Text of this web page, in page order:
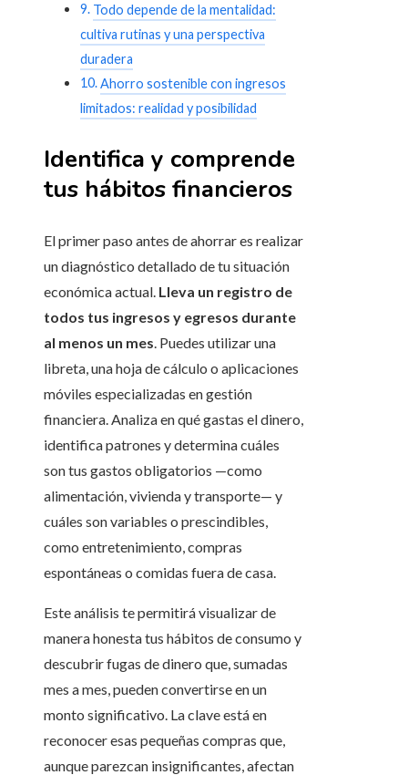
Todo depende de la mentalidad:
cultiva rutinas y una perspectiva
duradera
Ahorro sostenible con ingresos
limitados: realidad y posibilidad
Identifica y comprende
tus hábitos financieros
El primer paso antes de ahorrar es realizar
un diagnóstico detallado de tu situación
económica actual. Lleva un registro de
todos tus ingresos y egresos durante
al menos un mes . Puedes utilizar una
libreta, una hoja de cálculo o aplicaciones
móviles especializadas en gestión
financiera. Analiza en qué gastas el dinero,
identifica patrones y determina cuáles
son tus gastos obligatorios —como
alimentación, vivienda y transporte— y
cuáles son variables o prescindibles,
como entretenimiento, compras
espontáneas o comidas fuera de casa.
Este análisis te permitirá visualizar de
manera honesta tus hábitos de consumo y
descubrir fugas de dinero que, sumadas
mes a mes, pueden convertirse en un
monto significativo. La clave está en
reconocer esas pequeñas compras que,
aunque parezcan insignificantes, afectan